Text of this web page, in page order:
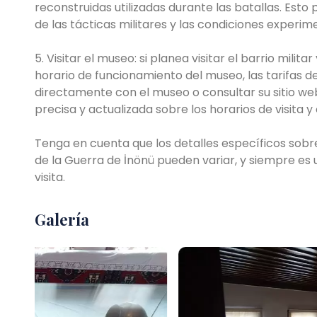
reconstruidas utilizadas durante las batallas.
de las tácticas militares y las condiciones
5. Visitar el museo: si planea visitar el barrio
horario de funcionamiento del museo, las tarifas
directamente con el museo o consultar su sitio
precisa y actualizada sobre los horarios de visita
Tenga en cuenta que los detalles específicos
de la Guerra de İnönü pueden variar, y siempre
visita.
Galería